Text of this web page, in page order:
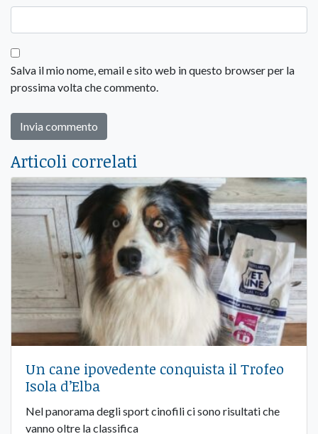
Salva il mio nome, email e sito web in questo browser per la
prossima volta che commento.
Articoli correlati
Un cane ipovedente conquista il Trofeo
Isola d’Elba
Nel panorama degli sport cinofili ci sono risultati che
vanno oltre la classifica